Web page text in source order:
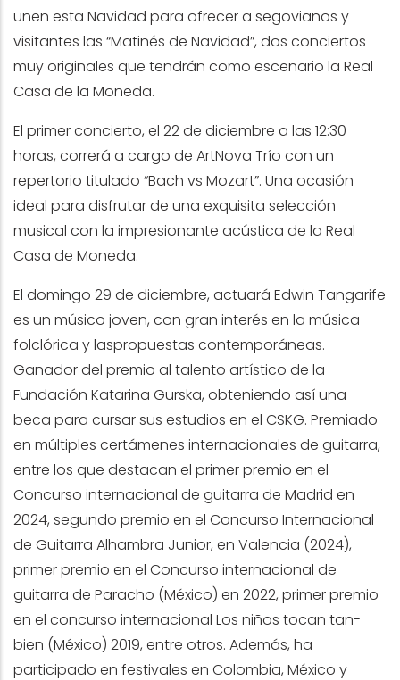
unen esta Navidad para ofrecer a segovianos y
visitantes las “Matinés de Navidad”, dos conciertos
muy originales que tendrán como escenario la Real
Casa de la Moneda.
El primer concierto, el 22 de diciembre a las 12:30
horas, correrá a cargo de ArtNova Trío con un
repertorio titulado “Bach vs Mozart”. Una ocasión
ideal para disfrutar de una exquisita selección
musical con la impresionante acústica de la Real
Casa de Moneda.
El domingo 29 de diciembre, actuará Edwin Tangarife
es un músico joven, con gran interés en la música
folclórica y laspropuestas contemporáneas.
Ganador del premio al talento artístico de la
Fundación Katarina Gurska, obteniendo así una
beca para cursar sus estudios en el CSKG. Premiado
en múltiples certámenes internacionales de guitarra,
entre los que destacan el primer premio en el
Concurso internacional de guitarra de Madrid en
2024, segundo premio en el Concurso Internacional
de Guitarra Alhambra Junior, en Valencia (2024),
primer premio en el Concurso internacional de
guitarra de Paracho (México) en 2022, primer premio
en el concurso internacional Los niños tocan tan-
bien (México) 2019, entre otros. Además, ha
participado en festivales en Colombia, México y